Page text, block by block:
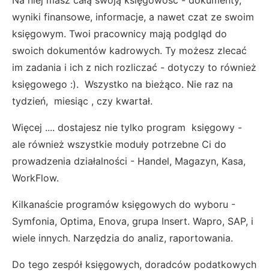
wyniki finansowe, informacje, a nawet czat ze swoim
księgowym. Twoi pracownicy mają podgląd do
swoich dokumentów kadrowych. Ty możesz zlecać
im zadania i ich z nich rozliczać - dotyczy to również
księgowego :). Wszystko na bieżąco. Nie raz na
tydzień, miesiąc , czy kwartał.
Więcej .... dostajesz nie tylko program księgowy -
ale również wszystkie moduły potrzebne Ci do
prowadzenia działalności - Handel, Magazyn, Kasa,
WorkFlow.
Kilkanaście programów księgowych do wyboru -
Symfonia, Optima, Enova, grupa Insert. Wapro, SAP, i
wiele innych. Narzędzia do analiz, raportowania.
Do tego zespół księgowych, doradców podatkowych